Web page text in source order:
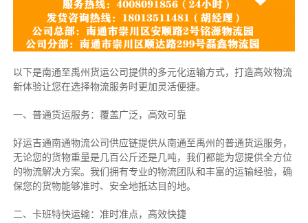
以下是南通至禹州货运公司提供的多元化运输方式，打造高效物流
新体验让您在选择物流服务时更加灵活便捷。
一、普通货运服务：覆盖广泛，高效可靠
好运吉通南通物流公司供应链提供从南通至禹州的普通货运服务，
无论您的货物重量是几百公斤还是几吨，我们都能为您提供全方位
的物流解决方案。我们拥有专业的物流团队和丰富的运输经验，确
保您的货物能够准时、安全地抵达目的地。
二、卡班特快运输：准时准点，高效快捷